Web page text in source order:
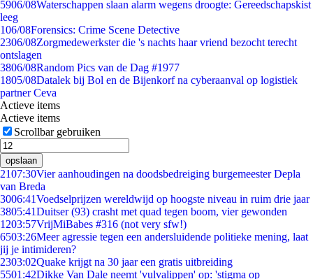
5906/08Waterschappen slaan alarm wegens droogte: Gereedschapskist
leeg
106/08Forensics: Crime Scene Detective
2306/08Zorgmedewerkster die 's nachts haar vriend bezocht terecht
ontslagen
3806/08Random Pics van de Dag #1977
1805/08Datalek bij Bol en de Bijenkorf na cyberaanval op logistiek
partner Ceva
Actieve items
Actieve items
Scrollbar gebruiken
opslaan
2107:30Vier aanhoudingen na doodsbedreiging burgemeester Depla
van Breda
3006:41Voedselprijzen wereldwijd op hoogste niveau in ruim drie jaar
3805:41Duitser (93) crasht met quad tegen boom, vier gewonden
1203:57VrijMiBabes #316 (not very sfw!)
6503:26Meer agressie tegen een andersluidende politieke mening, laat
jij je intimideren?
2303:02Quake krijgt na 30 jaar een gratis uitbreiding
5501:42Dikke Van Dale neemt 'vulvalippen' op: 'stigma op